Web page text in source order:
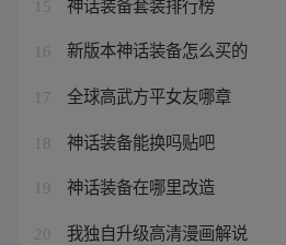
15
16 新版本神话装备怎么买的
17 全球高武方平女友哪章
18 神话装备能换吗贴吧
19 神话装备在哪里改造
20 我独自升级高清漫画解说